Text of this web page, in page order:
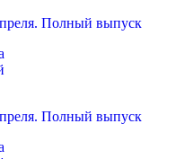
Полный выпуск
Полный выпуск